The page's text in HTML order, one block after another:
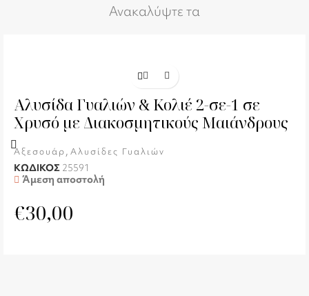
Ανακαλύψτε τα
Αλυσίδα Γυαλιών & Κολιέ 2-σε-1 σε
Χρυσό με Διακοσμητικούς Μαιάνδρους
Αξεσουάρ, Αλυσίδες Γυαλιών
ΚΩΔΙΚΟΣ 25591
Άμεση αποστολή
€30,00